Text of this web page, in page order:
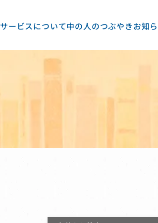
サービスについて中の人のつぶやきお知